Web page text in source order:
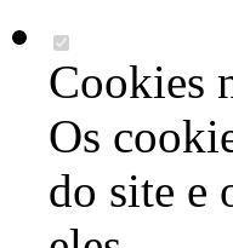
Cookies
Os
do site e